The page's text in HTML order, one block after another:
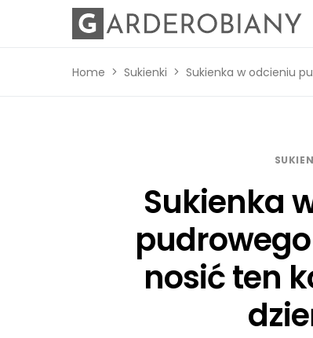
Home Sukienki Sukienka w odcieniu
Sukienka
nosić ten